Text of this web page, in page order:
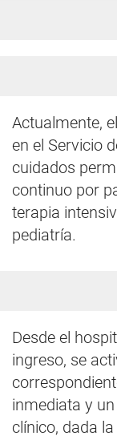
Actualmente,
en el Servicio
cuidados
continuo por
terapia
pediatría.
Desde el
ingreso, se
inmediata y
clínico, dada